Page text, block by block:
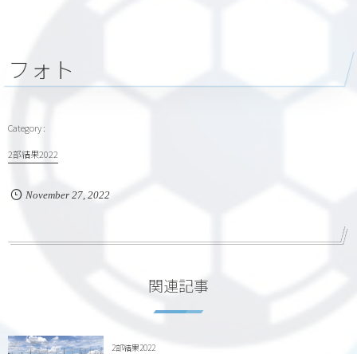
フォト
2部結果2022
November 27, 2022
関連記事
2部結果2022